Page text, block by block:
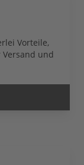
Vorteile,
und